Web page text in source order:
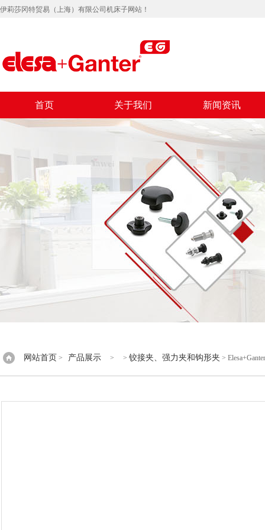
伊莉莎冈特贸易（上海）有限公司机床子网站！
首页 关于我们 新闻资讯
网站首页 > 产品展示 > > 铰接夹、强力夹和钩形夹 >